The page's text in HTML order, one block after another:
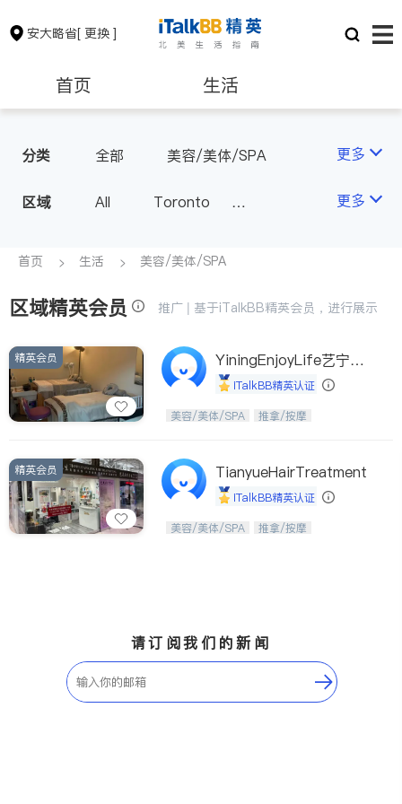
安大略省[ 更换 ]
首页 生活
保险理财 房地产租售
银行贷款 会计师
建筑装修
分类 全部 美容/美体/SPA 更多
区域 All
Toronto
Scarborough
North York
Thornhill
Brampton
Kitchener
Newmarket
Etobicoke
Stouffville
Maple
Waterloo
Guelph
Burlington
Ajax
Port Perry
King
ON - Other Cities
更多
首页 生活 美容/美体/SPA
区域精英会员 推广 | 基于iTalkBB精英会员，进行展示
精英会员
YiningEnjoyLife艺宁生
活馆iTalkBB精英认证
从头开始，焕醒生活之美。
美容/美体/SPA 推拿/按摩
精英会员 TianyueHairTreatment
iTalkBB精英认证
美，从头开始；松弛，从艺美开始。
美容/美体/SPA 推拿/按摩
请订阅我们的新闻